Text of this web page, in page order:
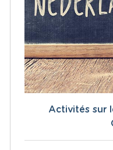
Activités sur